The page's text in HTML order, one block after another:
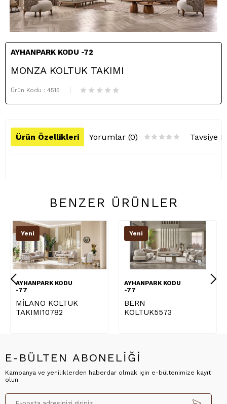
AYHANPARK KODU -72
MONZA KOLTUK TAKIMI
Ürün Kodu : 4515
Ürün Özellikleri Yorumlar (0) Tavsiye
BENZER ÜRÜNLER
Yeni
AYHANPARK KODU
-77
MİLANO KOLTUK
TAKIMI10782
Yeni
AYHANPARK KODU
-77
BERN
KOLTUK5573
E-BÜLTEN ABONELİĞİ
Kampanya ve yeniliklerden haberdar olmak için e-bültenimize kayıt
olun.